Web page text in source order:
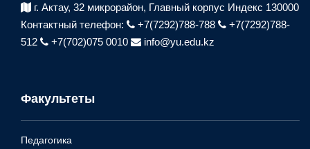
г. Актау, 32 микрорайон, Главный корпус Индекс 130000
Контактный телефон:
+7(7292)788-788
+7(7292)788-
512
+7(702)075 0010 info@yu.edu.kz
Факультеты
Педагогика